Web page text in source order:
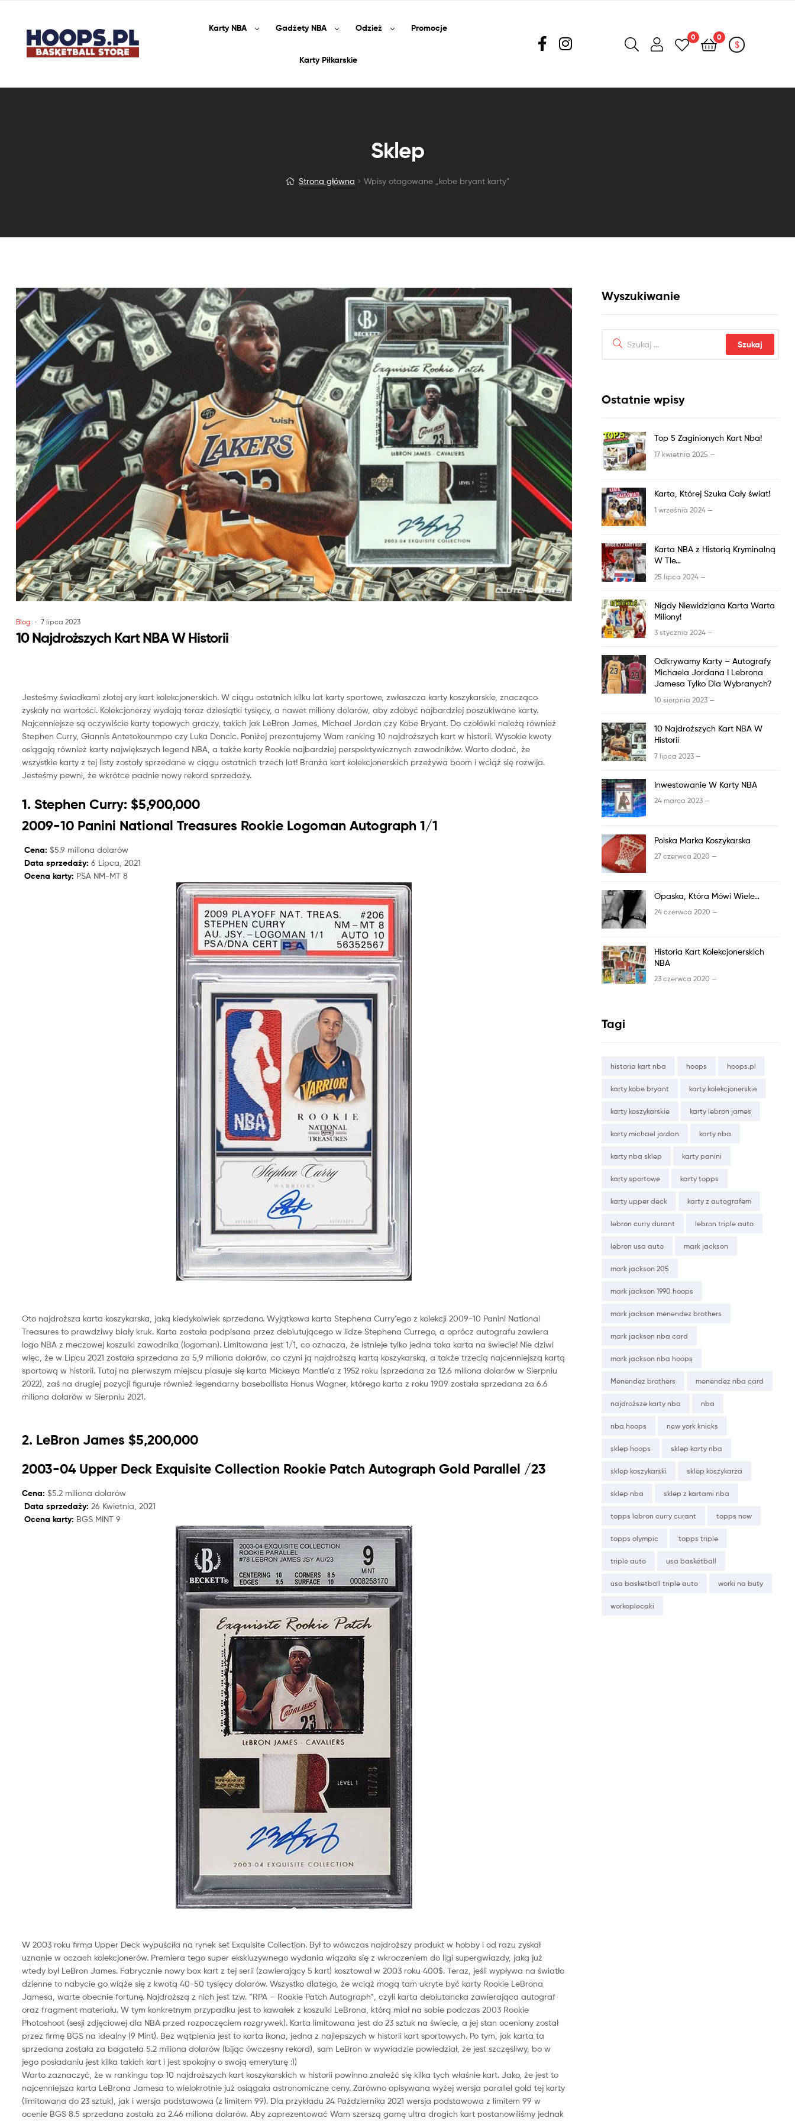
KartyNBA GadżetyNBA Odzież Promocje
Karty Piłkarskie
0 0
$
Sklep
Strona główna Wpisy otagowane „kobe bryant karty”
Blog 7 lipca 2023
10 Najdroższych KartNBAW Historii
Jesteśmy świadkami złotej ery kart kolekcjonerskich. W ciągu ostatnich kilku lat karty sportowe, zwłaszcza karty koszykarskie, znacząco
zyskały na wartości. Kolekcjonerzy wydają teraz dziesiątki tysięcy, a nawet miliony dolarów, aby zdobyć najbardziej poszukiwane karty.
Najcenniejsze są oczywiście karty topowych graczy, takich jak LeBron James, Michael Jordan czy Kobe Bryant. Do czołówki należą również
Stephen Curry, Giannis Antetokounmpo czy Luka Doncic. Poniżej prezentujemy Wam ranking 10 najdroższych kart w historii. Wysokie kwoty
osiągają również karty największych legend NBA, a także karty Rookie najbardziej perspektywicznych zawodników. Warto dodać, że
wszystkie karty z tej listy zostały sprzedane w ciągu ostatnich trzech lat! Branża kart kolekcjonerskich przeżywa boom i wciąż się rozwija.
Jesteśmy pewni, że wkrótce padnie nowy rekord sprzedaży.
1. Stephen Curry: $5,900,000
2009-10 Panini National Treasures Rookie Logoman Autograph 1/1
Cena: $5.9 miliona dolarów
Data sprzedaży: 6 Lipca, 2021
Ocena karty: PSA NM-MT 8
Oto najdroższa karta koszykarska, jaką kiedykolwiek sprzedano. Wyjątkowa karta Stephena Curry’ego z kolekcji 2009-10 Panini National
Treasures to prawdziwy biały kruk. Karta została podpisana przez debiutującego w lidze Stephena Currego, a oprócz autografu zawiera
logo NBA z meczowej koszulki zawodnika (logoman). Limitowana jest 1/1, co oznacza, że istnieje tylko jedna taka karta na świecie! Nie dziwi
więc, że w Lipcu 2021 została sprzedana za 5,9 miliona dolarów, co czyni ją najdroższą kartą koszykarską, a także trzecią najcenniejszą kartą
sportową w historii. Tutaj na pierwszym miejscu plasuje się karta Mickeya Mantle’a z 1952 roku (sprzedana za 12.6 miliona dolarów w Sierpniu
2022), zaś na drugiej pozycji figuruje również legendarny baseballista Honus Wagner, którego karta z roku 1909 została sprzedana za 6.6
miliona dolarów w Sierpniu 2021.
2. LeBron James $5,200,000
2003-04 Upper Deck Exquisite Collection Rookie Patch Autograph Gold Parallel /23
Cena: $5.2 miliona dolarów
Data sprzedaży: 26 Kwietnia, 2021
Ocena karty: BGS MINT 9
W 2003 roku firma Upper Deck wypuściła na rynek set Exquisite Collection. Był to wówczas najdroższy produkt w hobby i od razu zyskał
uznanie w oczach kolekcjonerów. Premiera tego super ekskluzywnego wydania wiązała się z wkroczeniem do ligi supergwiazdy, jaką już
wtedy był LeBron James. Fabrycznie nowy box kart z tej serii (zawierający 5 kart) kosztował w 2003 roku 400$. Teraz, jeśli wypływa na światło
dzienne to nabycie go wiąże się z kwotą 40-50 tysięcy dolarów. Wszystko dlatego, że wciąż mogą tam ukryte być karty Rookie LeBrona
Jamesa, warte obecnie fortunę. Najdroższą z nich jest tzw. “RPA – Rookie Patch Autograph”, czyli karta debiutancka zawierająca autograf
oraz fragment materiału. W tym konkretnym przypadku jest to kawałek z koszulki LeBrona, którą miał na sobie podczas 2003 Rookie
Photoshoot (sesji zdjęciowej dla NBA przed rozpoczęciem rozgrywek). Karta limitowana jest do 23 sztuk na świecie, a jej stan oceniony został
przez firmę BGS na idealny (9 Mint). Bez wątpienia jest to karta ikona, jedna z najlepszych w historii kart sportowych. Po tym, jak karta ta
sprzedana została za bagatela 5.2 miliona dolarów (bijąc ówczesny rekord), sam LeBron w wywiadzie powiedział, że jest szczęśliwy, bo w
jego posiadaniu jest kilka takich kart i jest spokojny o swoją emeryturę :))
Warto zaznaczyć, że w rankingu top 10 najdroższych kart koszykarskich w historii powinno znaleźć się kilka tych właśnie kart. Jako, że jest to
najcenniejsza karta LeBrona Jamesa to wielokrotnie już osiągała astronomiczne ceny. Zarówno opisywana wyżej wersja parallel gold tej karty
(limitowana do 23 sztuk), jak i wersja podstawowa (z limitem 99). Dla przykładu 24 Października 2021 wersja podstawowa z limitem 99 w
ocenie BGS 8.5 sprzedana została za 2.46 miliona dolarów. Aby zaprezentować Wam szerszą gamę ultra drogich kart postanowiliśmy jednak
Wyszukiwanie
Ostatnie wpisy
Top 5 Zaginionych Kart Nba!
17 kwietnia 2025 —
Karta, Której Szuka Cały świat!
1 września 2024 —
Karta NBA z Historią Kryminalną
W Tle…
25 lipca 2024 —
Nigdy Niewidziana Karta Warta
Miliony!
3 stycznia 2024 —
Odkrywamy Karty – Autografy
Michaela Jordana I Lebrona
Jamesa Tylko Dla Wybranych?
10 sierpnia 2023 —
10 Najdroższych Kart NBA W
Historii
7 lipca 2023 —
Inwestowanie W Karty NBA
24 marca 2023 —
Polska Marka Koszykarska
27 czerwca 2020 —
Opaska, Która Mówi Wiele…
24 czerwca 2020 —
Historia Kart Kolekcjonerskich
NBA
23 czerwca 2020 —
Tagi
historia kart nba hoops hoops.pl
karty kobe bryant karty kolekcjonerskie
karty koszykarskie karty lebron james
karty michael jordan karty nba
karty nba sklep karty panini
karty sportowe karty topps
karty upper deck karty z autografem
lebron curry durant lebron triple auto
lebron usa auto mark jackson
mark jackson 205
mark jackson 1990 hoops
mark jackson menendez brothers
mark jackson nba card
mark jackson nba hoops
Menendez brothers menendez nba card
najdroższe karty nba nba
nba hoops new york knicks
sklep hoops sklep karty nba
sklep koszykarski sklep koszykarza
sklep nba sklep z kartami nba
topps lebron curry curant topps now
topps olympic topps triple
triple auto usa basketball
usa basketball triple auto worki na buty
workoplecaki